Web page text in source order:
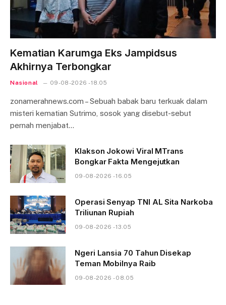
Kematian Karumga Eks Jampidsus
Akhirnya Terbongkar
Nasional 09-08-2026 - 18.05
zonamerahnews.com – Sebuah babak baru terkuak dalam
misteri kematian Sutrimo, sosok yang disebut-sebut
pernah menjabat…
Klakson Jokowi Viral MTrans
Bongkar Fakta Mengejutkan
09-08-2026 - 16.05
Operasi Senyap TNI AL Sita Narkoba
Triliunan Rupiah
09-08-2026 - 13.05
Ngeri Lansia 70 Tahun Disekap
Teman Mobilnya Raib
09-08-2026 - 08.05